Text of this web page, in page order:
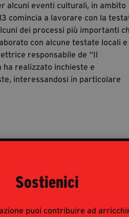
Sostienici
puoi contribuire ad
alcuni eventi culturali, in ambito
comincia a lavorare con la
dei processi più importanti
con alcune testate locali e
responsabile de “Il
ha realizzato inchieste e
interessandosi in particolare
Eventi